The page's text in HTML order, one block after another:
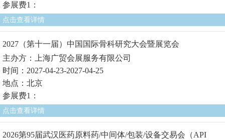
参展费1：
点击查看详情
2027（第十一届）中国国际骨科研究大会暨展览会
主办方：上海广贸会展服务有限公司
时间：2027-04-23-2027-04-25
地点：北京
参展费1：
点击查看详情
2026第95届武汉医药原料药/中间体/包装/设备交易会（API